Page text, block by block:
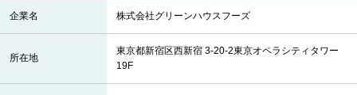
企業名 株式会社グリーンハウスフーズ
所在地
東京都新宿区西新宿 3-20-2東京オペラシティタワー
19F